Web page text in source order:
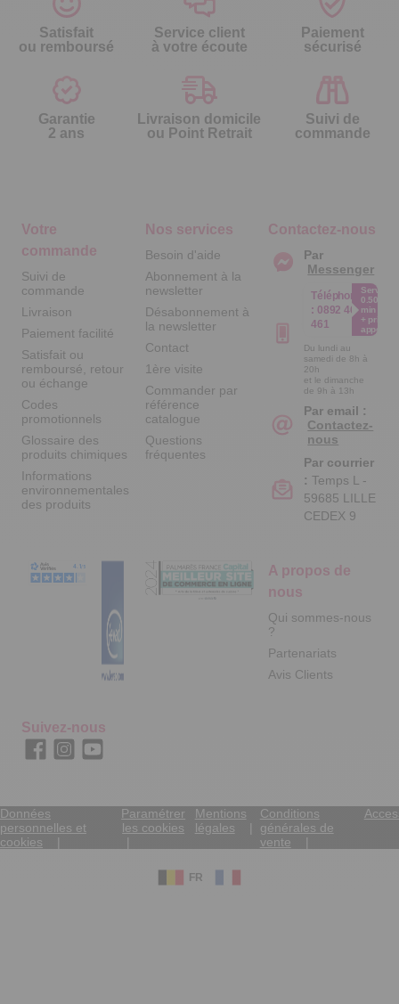
Satisfait
ou remboursé
Service client
à votre écoute
Paiement
sécurisé
Garantie
2 ans
Livraison domicile
ou Point Retrait
Suivi de
commande
Votre
commande
Suivi de
commande
Livraison
Paiement facilité
Satisfait ou
remboursé, retour
ou échange
Codes
promotionnels
Glossaire des
produits chimiques
Informations
environnementales
des produits
Nos services
Besoin d'aide
Abonnement à la
newsletter
Désabonnement à
la newsletter
Contact
1ère visite
Commander par
référence
catalogue
Questions
fréquentes
A propos de
nous
Qui sommes-nous
?
Partenariats
Avis Clients
Contactez-nous
Par
Messenger
Téléphone
: 0892 461
461
Service
0.50€ /
min
+ prix
appel
Du lundi au
samedi de 8h à
20h
et le dimanche
de 9h à 13h
Par email :
Contactez-
nous
Par courrier
: Temps L -
59685 LILLE
CEDEX 9
Suivez-nous
Données
personnelles et
cookies
Paramétrer
les cookies
Mentions
légales
Conditions
générales de
vente
FR